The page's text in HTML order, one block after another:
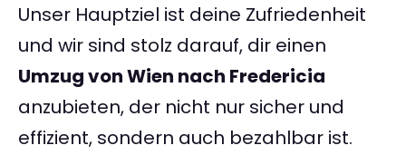
Unser Hauptziel ist deine Zufriedenheit
und wir sind stolz darauf, dir einen
Umzug von Wien nach Fredericia
anzubieten, der nicht nur sicher und
effizient, sondern auch bezahlbar ist.